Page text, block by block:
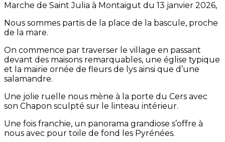
Marche de Saint Julia à Montaigut du 13 janvier 2026,
Nous sommes partis de la place de la bascule, proche
de la mare.
On commence par traverser le village en passant
devant des maisons remarquables, une église typique
et la mairie ornée de fleurs de lys ainsi que d’une
salamandre.
Une jolie ruelle nous mène à la porte du Cers avec
son Chapon sculpté sur le linteau intérieur.
Une fois franchie, un panorama grandiose s’offre à
nous avec pour toile de fond les Pyrénées.